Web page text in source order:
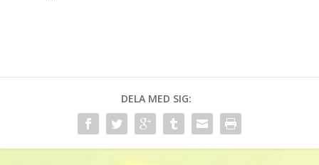
DELA MED SIG: